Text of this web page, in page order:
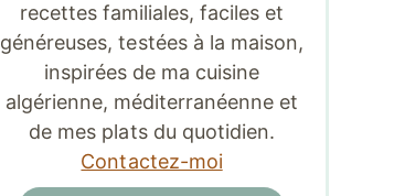
recettes familiales, faciles et
généreuses, testées à la maison,
inspirées de ma cuisine
algérienne, méditerranéenne et
de mes plats du quotidien.
Contactez-moi